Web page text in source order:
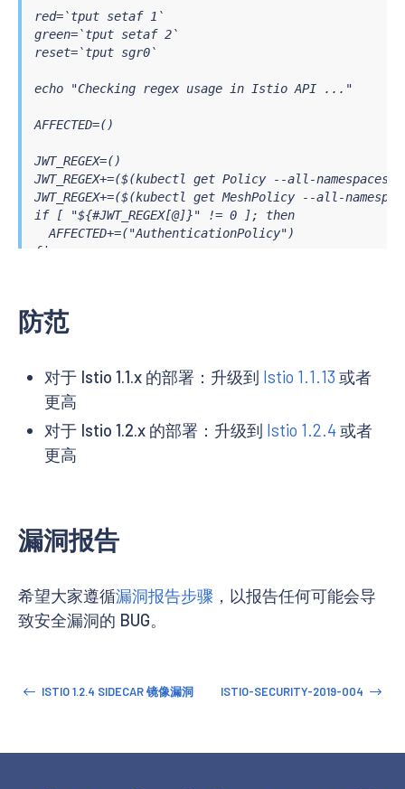
red=`tput setaf 1`
green=`tput setaf 2`
reset=`tput sgr0`
echo "Checking regex usage in Istio API ..."
AFFECTED=()
JWT_REGEX=()
JWT_REGEX+=($(kubectl get Policy --all-
JWT_REGEX+=($(kubectl get MeshPolicy --all-
if [ "${#JWT_REGEX[@]}" != 0 ]; then
  AFFECTED+=("AuthenticationPolicy")
fi
VS_REGEX+=($(kubectl get VirtualService --all-
if [ "${#VS_REGEX[@]}" != 0 ]; then
HTTPAPI_REGEX=()
HTTPAPI_REGEX+=($(kubectl get HTTPAPISpec --
if [ "${#HTTPAPI_REGEX[@]}" != 0 ]; then
  AFFECTED+=("HTTPAPISpec")
fi
if [ "${#QUOTA_REGEX[@]}" != 0 ]; then
if [ "${#AFFECTED[@]}" != 0 ]; then
echo "${red}YOU ARE AFFECTED: found regex used
防范
对于 Istio 1.1.x 的部署：升级到 Istio 1.1.13 或者
更高
对于 Istio 1.2.x 的部署：升级到 Istio 1.2.4或者
更高
漏洞报告
希望大家遵循漏洞报告步骤 ，以报告任何可能会导
致安全漏洞的 BUG。
ISTIO 1.2.4 SIDECAR 镜像漏洞 ISTIO-SECURITY-2019-004